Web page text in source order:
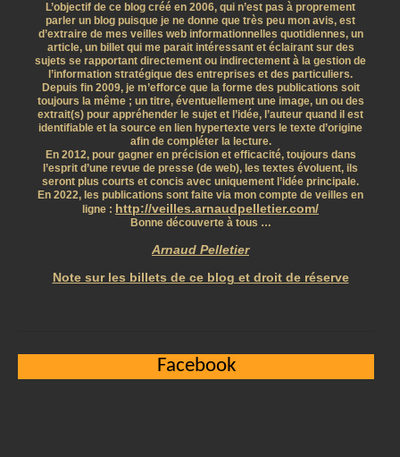
L’objectif de ce blog créé en 2006, qui n’est pas à proprement
parler un blog puisque je ne donne que très peu mon avis, est
d’extraire de mes veilles web informationnelles quotidiennes, un
article, un billet qui me parait intéressant et éclairant sur des
sujets se rapportant directement ou indirectement à la gestion de
l’information stratégique des entreprises et des particuliers.
Depuis fin 2009, je m’efforce que la forme des publications soit
toujours la même ; un titre, éventuellement une image, un ou des
extrait(s) pour appréhender le sujet et l’idée, l’auteur quand il est
identifiable et la source en lien hypertexte vers le texte d’origine
afin de compléter la lecture.
En 2012, pour gagner en précision et efficacité, toujours dans
l’esprit d’une revue de presse (de web), les textes évoluent, ils
seront plus courts et concis avec uniquement l’idée principale.
En 2022, les publications sont faite via mon compte de veilles en
ligne : http://veilles.arnaudpelletier.com/
Bonne découverte à tous …
Arnaud Pelletier
Note sur les billets de ce blog et droit de réserve
Facebook